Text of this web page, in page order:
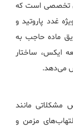
تخصصی است که
غدد پاروتید و
ماده حاجب به
ایکس، ساختار
می‌دهد.
مشکلاتی مانند
مزمن و